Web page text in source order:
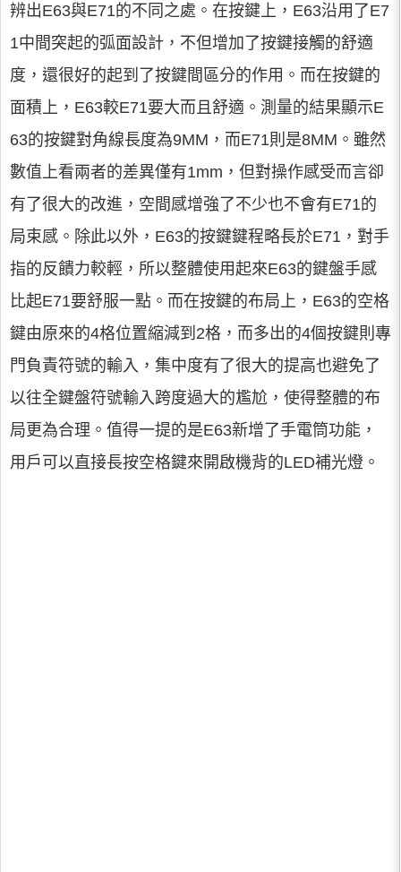
辨出E63與E71的不同之處。在按鍵上，E63沿用了E7
1中間突起的弧面設計，不但增加了按鍵接觸的舒適
度，還很好的起到了按鍵間區分的作用。而在按鍵的
面積上，E63較E71要大而且舒適。測量的結果顯示E
63的按鍵對角線長度為9MM，而E71則是8MM。雖然
數值上看兩者的差異僅有1mm，但對操作感受而言卻
有了很大的改進，空間感增強了不少也不會有E71的
局束感。除此以外，E63的按鍵鍵程略長於E71，對手
指的反饋力較輕，所以整體使用起來E63的鍵盤手感
比起E71要舒服一點。而在按鍵的布局上，E63的空格
鍵由原來的4格位置縮減到2格，而多出的4個按鍵則專
門負責符號的輸入，集中度有了很大的提高也避免了
以往全鍵盤符號輸入跨度過大的尷尬，使得整體的布
局更為合理。值得一提的是E63新增了手電筒功能，
用戶可以直接長按空格鍵來開啟機背的LED補光燈。